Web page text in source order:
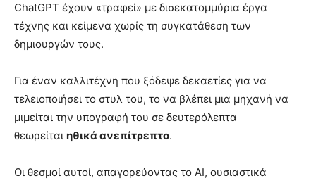
ChatGPT έχουν «τραφεί» με δισεκατομμύρια έργα
τέχνης και κείμενα χωρίς τη συγκατάθεση των
δημιουργών τους.
Για έναν καλλιτέχνη που ξόδεψε δεκαετίες για να
τελειοποιήσει το στυλ του, το να βλέπει μια μηχανή να
μιμείται την υπογραφή του σε δευτερόλεπτα
θεωρείται ηθικά ανεπίτρεπτο.
Οι θεσμοί αυτοί, απαγορεύοντας το AI, ουσιαστικά